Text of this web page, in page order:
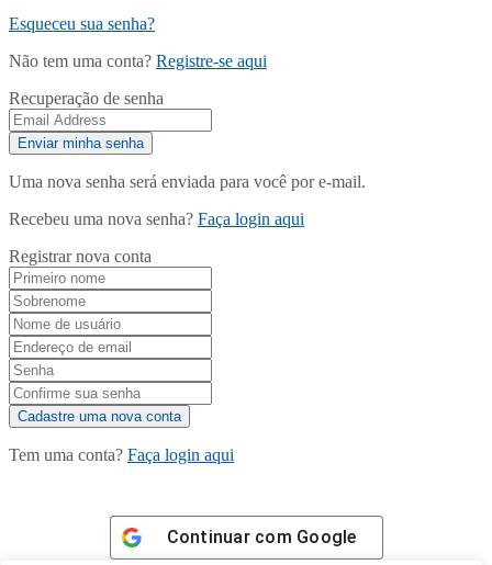
Esqueceu sua senha?
Não tem uma conta? Registre-se aqui
Recuperação de senha
Uma nova senha será enviada para você por e-mail.
Recebeu uma nova senha? Faça login aqui
Registrar nova conta
Tem uma conta? Faça login aqui
Continuar com Google